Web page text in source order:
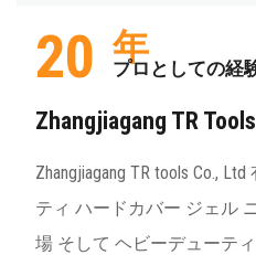
20 年
プロとしての経
Zhangjiagang TR
Zhangjiagang TR tools Co.,
ティ ハードカバー ジェル
場 そして ヘビーデューテ